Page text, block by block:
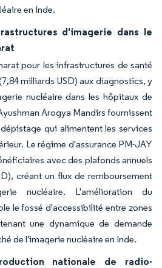
en Inde.
d'imagerie dans le
pour les infrastructures de santé
milliards USD) aux diagnostics, y
nucléaire dans les hôpitaux de
Arogya Mandirs fournissent
qui alimentent les services
Le régime d'assurance PM-JAY
avec des plafonds annuels
créant un flux de remboursement
nucléaire. L'amélioration du
le fossé d'accessibilité entre zones
une dynamique de demande
de l'imagerie nucléaire en Inde.
nationale de radio-